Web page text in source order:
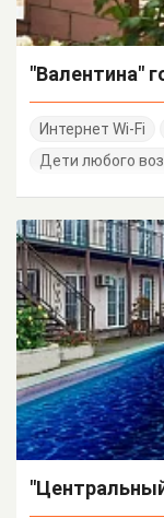
"Валентина"
Интернет Wi-Fi
Дети любого